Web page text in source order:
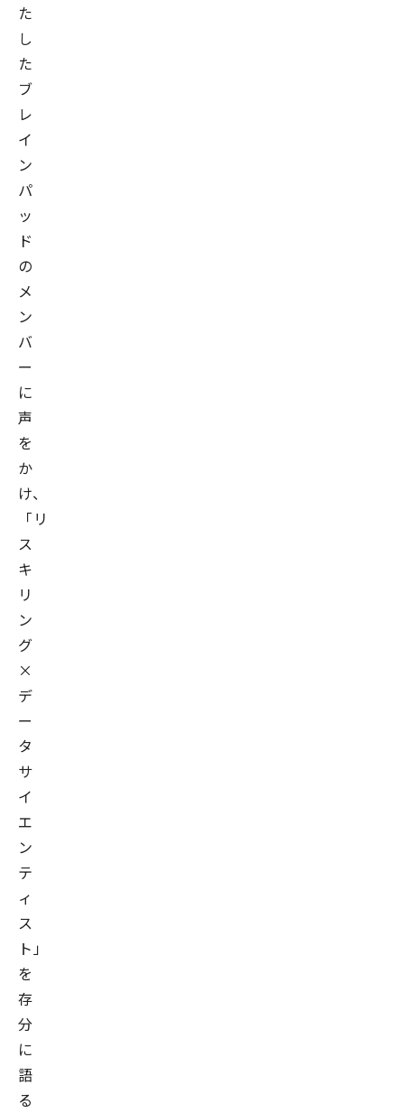
た
し
た
ブ
レ
イ
ン
パ
ッ
ド
の
メ
ン
バ
ー
に
声
を
か
け、
「リ
ス
キ
リ
ン
グ
×
デ
ー
タ
サ
イ
エ
ン
テ
ィ
ス
ト」
を
存
分
に
語
る